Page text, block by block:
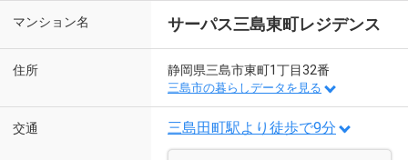
マンション名 サーパス三島東町レジデンス
住所 静岡県三島市東町1丁目32番
三島市の暮らしデータを見る
交通 三島田町駅より徒歩で9分